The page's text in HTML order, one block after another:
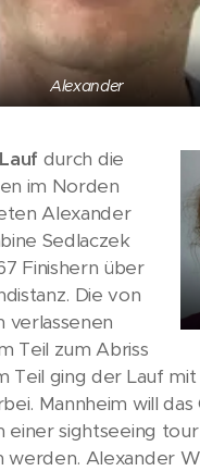
Alexander
durch die
im Norden
Alexander
Sedlaczek
Finishern über
Die von
verlassenen
Teil zum Abriss
Teil ging der Lauf mit
Mannheim will das
einer sightseeing
werden. Alexander